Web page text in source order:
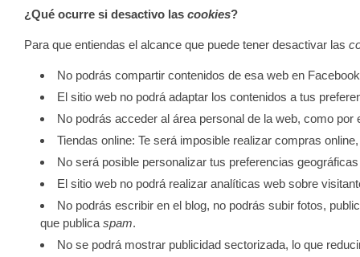
¿Qué ocurre si desactivo las cookies?
Para que entiendas el alcance que puede tener desactivar las
No podrás compartir contenidos de esa web en
El sitio web no podrá adaptar los contenidos a tus
No podrás acceder al área personal de la web, como por
Tiendas online: Te será imposible realizar compras
No será posible personalizar tus preferencias
El sitio web no podrá realizar analíticas web sobre
No podrás escribir en el blog, no podrás subir fotos,
que publica spam.
No se podrá mostrar publicidad sectorizada, lo que